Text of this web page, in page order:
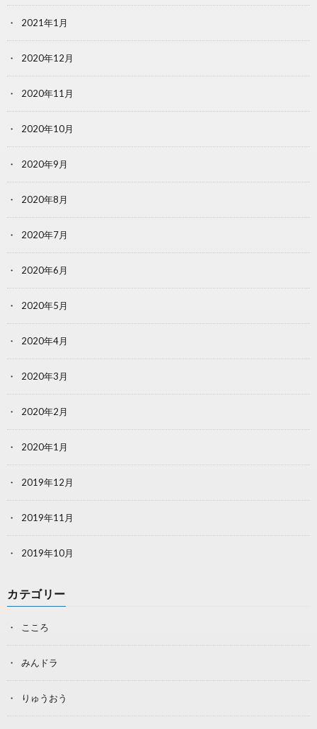
2021年1月
2020年12月
2020年11月
2020年10月
2020年9月
2020年8月
2020年7月
2020年6月
2020年5月
2020年4月
2020年3月
2020年2月
2020年1月
2019年12月
2019年11月
2019年10月
カテゴリー
こころ
みんドラ
りゅうおう